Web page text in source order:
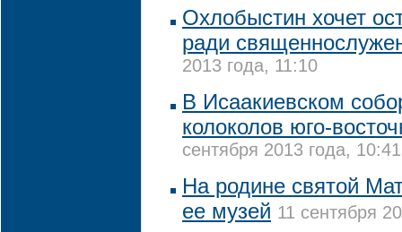
Охлобыстин хочет
ради
2013 года, 11:10
В Исаакиевском
колоколов юго-
сентября 2013 года, 10:41
На родине святой
ее музей 11 сентября